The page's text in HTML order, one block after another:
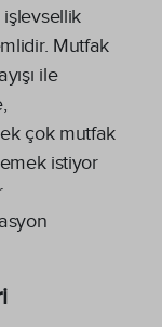
Mutfak
ile
çok mutfak
istiyor